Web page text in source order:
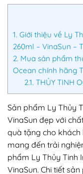
1. Giới thiệu về Ly
260ml – VinaSun –
2. Mua sản phẩm
Ocean chính hãng
2.1. THỦY TINH
Sản phẩm Ly Thủy
VinaSun đẹp với
quà tặng cho khách
mang đến trải
phẩm Ly Thủy Tinh
VinaSun. Chi tiết